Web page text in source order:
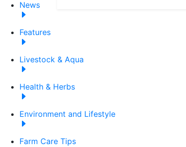
News
Features
Livestock & Aqua
Health & Herbs
Environment and Lifestyle
Farm Care Tips